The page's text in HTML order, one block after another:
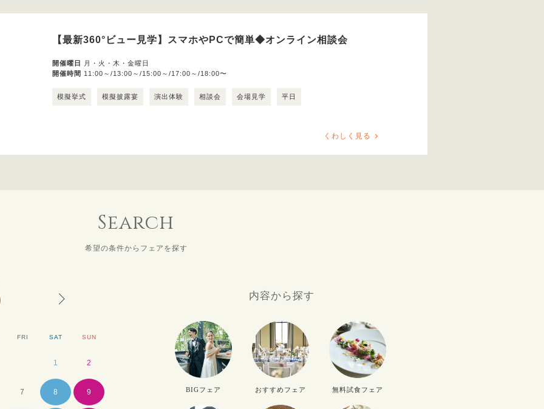
【最新360°ビュー見学】スマホやPCで簡単◆オンライン相談会
開催曜日
月・火・木・金曜日
開催時間 11:00～/13:00～/15:00～/17:00～/18:00〜
模擬挙式 模擬披露宴 演出体験 相談会 会場見学 平日
くわしく見る
Search
希望の条件からフェアを探す
FRI SAT SUN
1 2
7 8 9
9
MON TUE THU FRI
2 3 4 5
7 9 10 11 12
内容から探す
BIGフェア おすすめフェア 無料試食フェア